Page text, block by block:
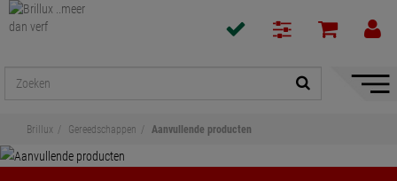
Brillux Gereedschappen Aanvullende producten